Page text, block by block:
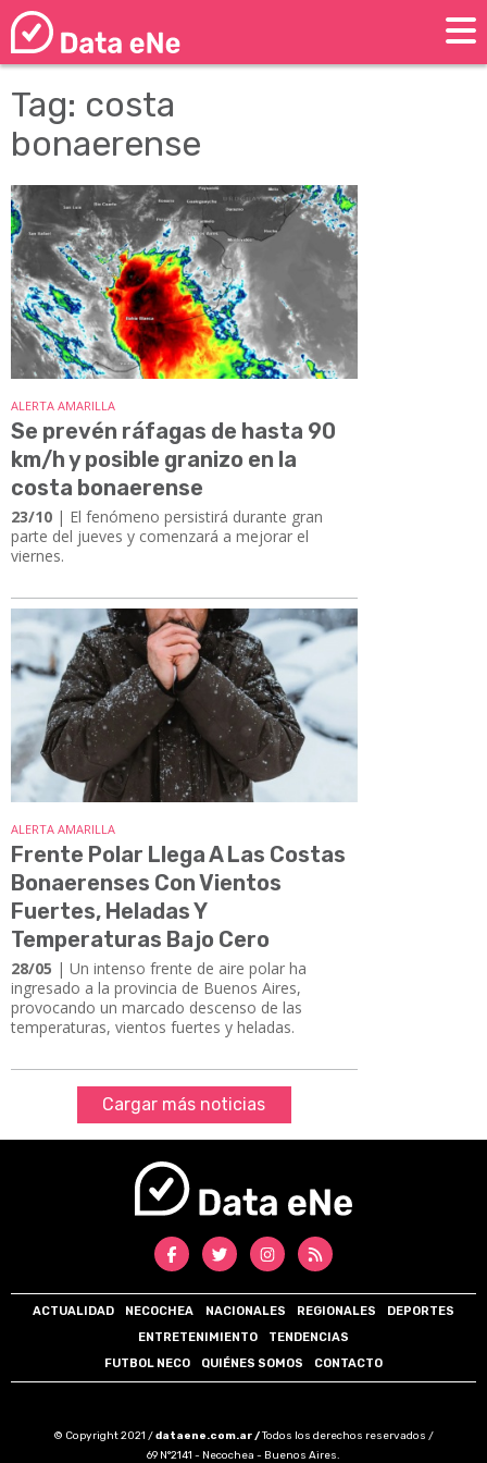
Tag: costa
bonaerense
ALERTA AMARILLA
Se prevén ráfagas de hasta 90
km/h y posible granizo en la
costa bonaerense
23/10 | El fenómeno persistirá durante gran
parte del jueves y comenzará a mejorar el
viernes.
ALERTA AMARILLA
Frente Polar Llega A Las Costas
Bonaerenses Con Vientos
Fuertes, Heladas Y
Temperaturas Bajo Cero
28/05 | Un intenso frente de aire polar ha
ingresado a la provincia de Buenos Aires,
provocando un marcado descenso de las
temperaturas, vientos fuertes y heladas.
Cargar más noticias
ACTUALIDAD NECOCHEA NACIONALES REGIONALES
DEPORTES
ENTRETENIMIENTO
TENDENCIAS
FUTBOL NECO
QUIÉNES SOMOS CONTACTO
© Copyright 2021 /dataene.com.ar /Todos los derechos reservados /
69 N°2141 - Necochea - Buenos Aires.